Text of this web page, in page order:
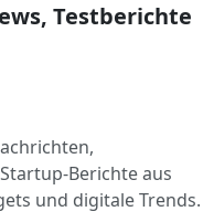
Testberichte
Berichte aus
und digitale Trends.